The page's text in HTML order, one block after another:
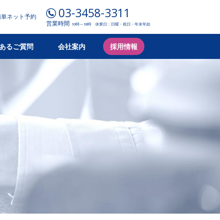
店舗案内・簡単ネット予約
店舗案内
ネット予約 03-3458-3311
営業時間 10時～18時 休業日：日曜・祝日・年末年始
るご質問 会社案内 採用情報